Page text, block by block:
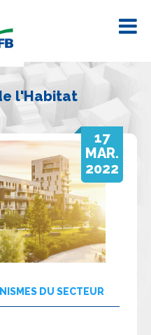
l'Habitat
17
MAR.
2022
DU SECTEUR